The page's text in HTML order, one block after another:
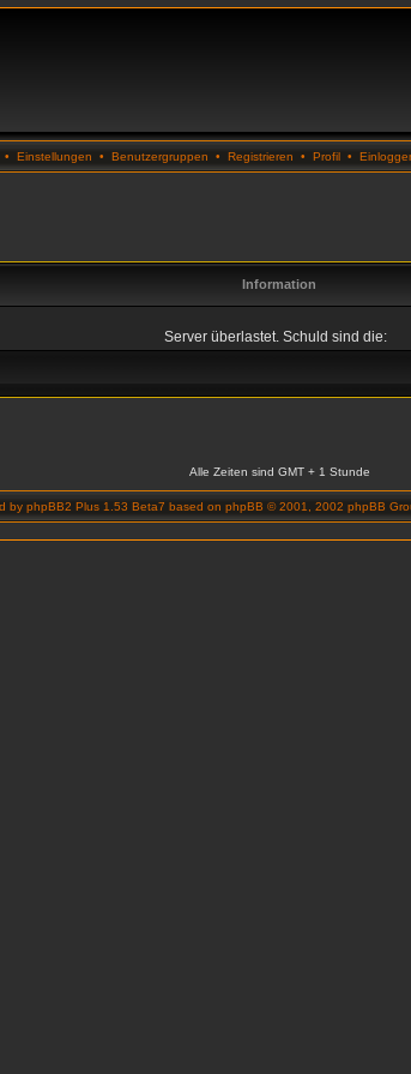
• Einstellungen • Benutzergruppen • Registrieren • Profil •
Information
Server überlastet. Schuld sind die:
Alle Zeiten sind GMT + 1 Stunde
by phpBB2 Plus 1.53 Beta7 based on phpBB © 2001, 2002 phpBB